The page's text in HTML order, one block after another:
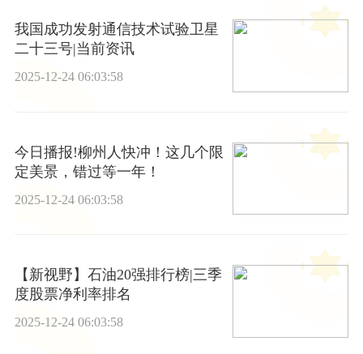
我国成功发射通信技术试验卫星
二十三号|当前资讯
2025-12-24 06:03:58
今日播报!柳州人快冲！这几个限
定美景，错过等一年！
2025-12-24 06:03:58
【新视野】石油20强排行榜|三季
度股票净利率排名
2025-12-24 06:03:58